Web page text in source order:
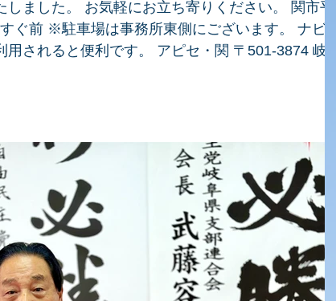
ました。 お気軽にお立ち寄りください。 関市平
前 ※駐車場は事務所東側にございます。 ナビ
用されると便利です。 アピセ・関 〒501-3874 岐